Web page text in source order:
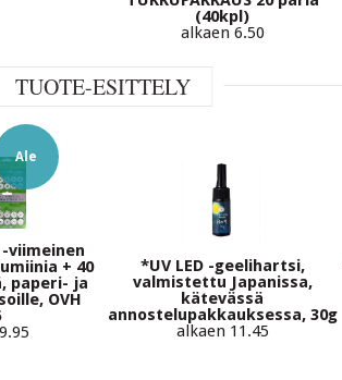
(40kpl)
alkaen 6.50
TUOTE-ESITTELY
Ale
viimeinen
+ 40
paperi- ja
OVH
*UV LED -geelihartsi,
valmistettu Japanissa,
kätevässä
annostelupakkauksessa, 30g
alkaen 11.45